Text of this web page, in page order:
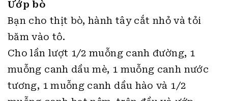
Ướp bò
Bạn cho thịt bò, hành tây cắt nhỏ và tỏi